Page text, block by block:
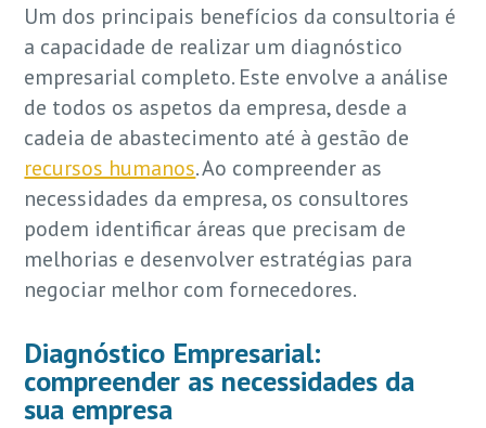
Um dos principais benefícios da consultoria é
a capacidade de realizar um diagnóstico
empresarial completo. Este envolve a análise
de todos os aspetos da empresa, desde a
cadeia de abastecimento até à gestão de
recursos humanos. Ao compreender as
necessidades da empresa, os consultores
podem identificar áreas que precisam de
melhorias e desenvolver estratégias para
negociar melhor com fornecedores.
Diagnóstico Empresarial:
compreender as necessidades da
sua empresa